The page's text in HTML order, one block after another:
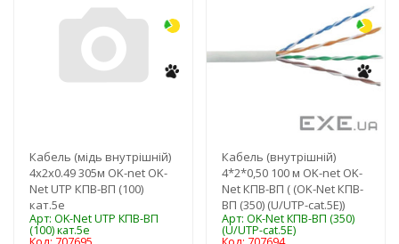
Кабель (мідь внутрішній)
4х2х0.49 305м OK-net OK-
Net UTP КПВ-ВП (100)
кат.5е
Арт: OK-Net UTP КПВ-ВП
(100) кат.5е
Кабель (внутрішній)
4*2*0,50 100 м OK-net OK-
Net КПВ-ВП ( (OK-Net КПВ-
ВП (350) (U/UTP-cat.5Е))
Арт: OK-Net КПВ-ВП (350)
(U/UTP-cat.5Е)